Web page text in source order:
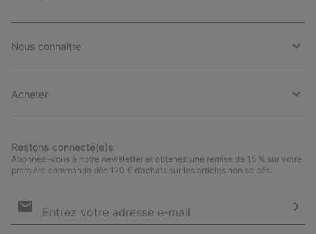
Nous connaitre
Acheter
Restons connecté(e)s
Abonnez-vous à notre newsletter et obtenez une remise de 15 % sur votre
première commande dès 120 € d’achats sur les articles non soldés.
par